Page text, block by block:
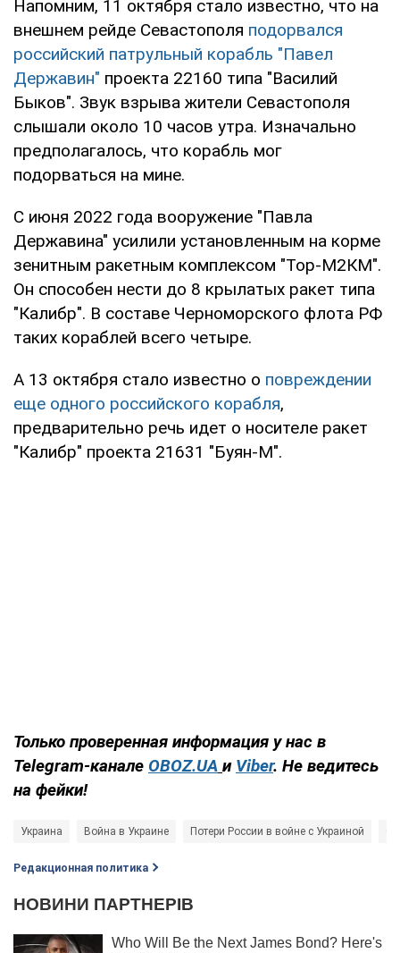
Напомним, 11 октября стало известно, что на
внешнем рейде Севастополя подорвался
российский патрульный корабль "Павел
Державин" проекта 22160 типа "Василий
Быков". Звук взрыва жители Севастополя
слышали около 10 часов утра. Изначально
предполагалось, что корабль мог
подорваться на мине.
С июня 2022 года вооружение "Павла
Державина" усилили установленным на корме
зенитным ракетным комплексом "Тор-М2КМ".
Он способен нести до 8 крылатых ракет типа
"Калибр". В составе Черноморского флота РФ
таких кораблей всего четыре.
А 13 октября стало известно о повреждении
еще одного российского корабля,
предварительно речь идет о носителе ракет
"Калибр" проекта 21631 "Буян-М".
Только проверенная информация у нас в
Telegram-канале OBOZ.UA и Viber. Не ведитесь
на фейки!
Украина Война в Украине Потери России в войне с Украиной
Редакционная политика